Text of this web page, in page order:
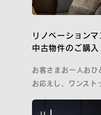
リノベーションマ
中古物件のご購入
お客さまお一人おひ
お応えし、ワンスト